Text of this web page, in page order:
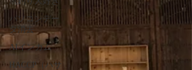
パソコンデー
タ消去
AIインカム
HACCP（ハサ